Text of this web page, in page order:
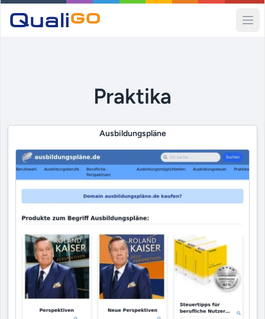
Praktika
Ausbildungspläne